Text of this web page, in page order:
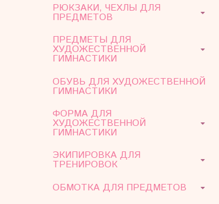
РЮКЗАКИ, ЧЕХЛЫ ДЛЯ
ПРЕДМЕТОВ
ПРЕДМЕТЫ ДЛЯ
ХУДОЖЕСТВЕННОЙ
ГИМНАСТИКИ
ОБУВЬ ДЛЯ ХУДОЖЕСТВЕННОЙ
ГИМНАСТИКИ
ФОРМА ДЛЯ
ХУДОЖЕСТВЕННОЙ
ГИМНАСТИКИ
ЭКИПИРОВКА ДЛЯ
ТРЕНИРОВОК
ОБМОТКА ДЛЯ ПРЕДМЕТОВ